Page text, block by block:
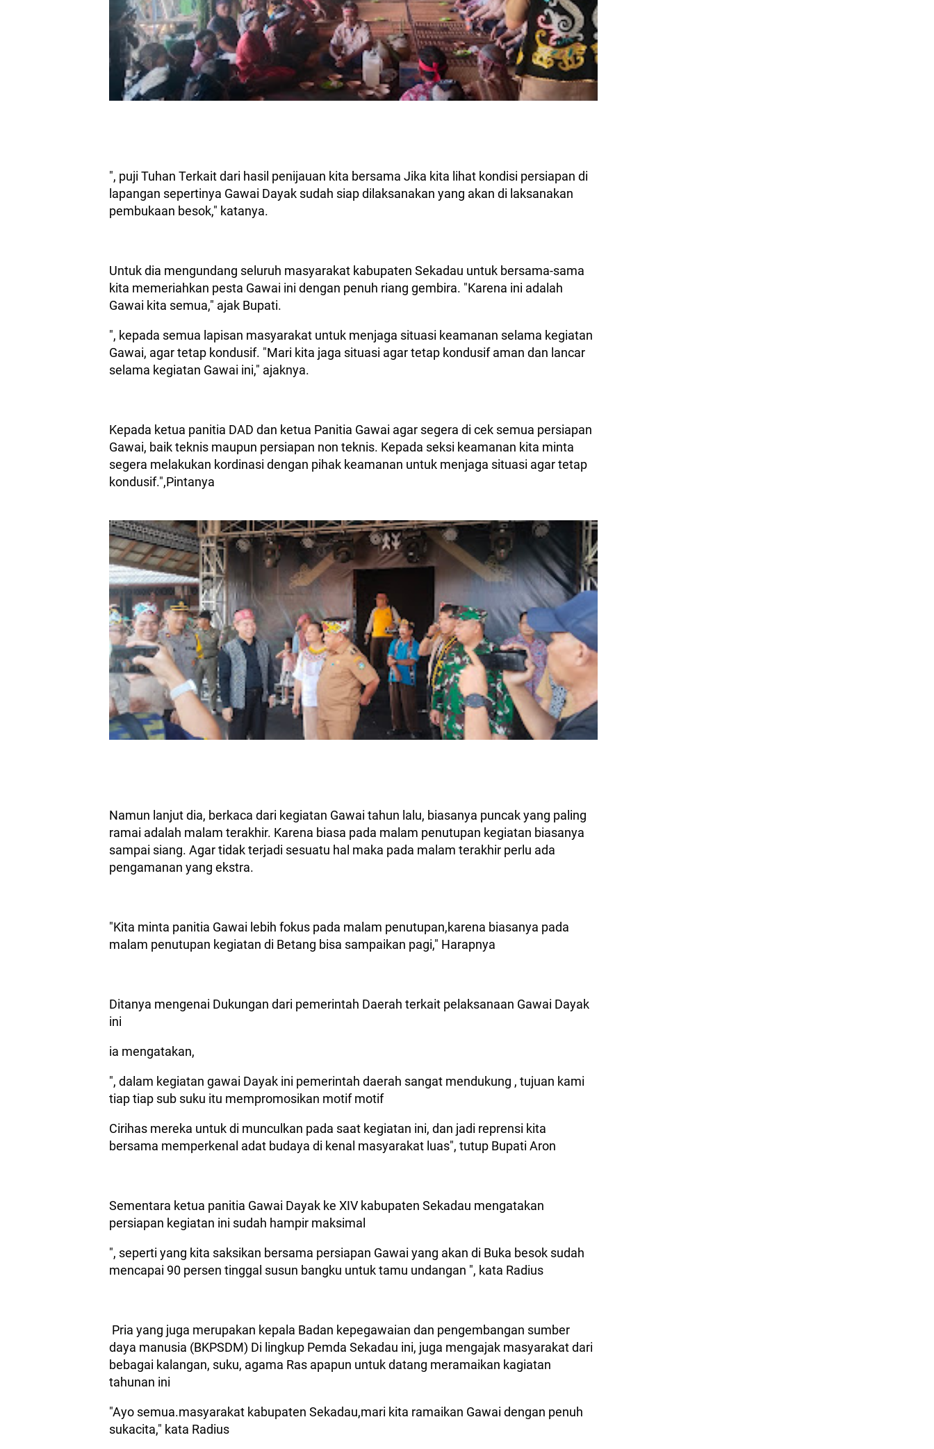
", puji Tuhan Terkait dari hasil penijauan kita bersama Jika kita lihat kondisi persiapan di
lapangan sepertinya Gawai Dayak sudah siap dilaksanakan yang akan di laksanakan
pembukaan besok," katanya.
Untuk dia mengundang seluruh masyarakat kabupaten Sekadau untuk bersama-sama
kita memeriahkan pesta Gawai ini dengan penuh riang gembira. "Karena ini adalah
Gawai kita semua," ajak Bupati.
", kepada semua lapisan masyarakat untuk menjaga situasi keamanan selama kegiatan
Gawai, agar tetap kondusif. "Mari kita jaga situasi agar tetap kondusif aman dan lancar
selama kegiatan Gawai ini," ajaknya.
Kepada ketua panitia DAD dan ketua Panitia Gawai agar segera di cek semua persiapan
Gawai, baik teknis maupun persiapan non teknis. Kepada seksi keamanan kita minta
segera melakukan kordinasi dengan pihak keamanan untuk menjaga situasi agar tetap
kondusif.",Pintanya
Namun lanjut dia, berkaca dari kegiatan Gawai tahun lalu, biasanya puncak yang paling
ramai adalah malam terakhir. Karena biasa pada malam penutupan kegiatan biasanya
sampai siang. Agar tidak terjadi sesuatu hal maka pada malam terakhir perlu ada
pengamanan yang ekstra.
"Kita minta panitia Gawai lebih fokus pada malam penutupan,karena biasanya pada
malam penutupan kegiatan di Betang bisa sampaikan pagi," Harapnya
Ditanya mengenai Dukungan dari pemerintah Daerah terkait pelaksanaan Gawai Dayak
ini
ia mengatakan,
", dalam kegiatan gawai Dayak ini pemerintah daerah sangat mendukung , tujuan kami
tiap tiap sub suku itu mempromosikan motif motif
Cirihas mereka untuk di munculkan pada saat kegiatan ini, dan jadi reprensi kita
bersama memperkenal adat budaya di kenal masyarakat luas", tutup Bupati Aron
Sementara ketua panitia Gawai Dayak ke XIV kabupaten Sekadau mengatakan
persiapan kegiatan ini sudah hampir maksimal
", seperti yang kita saksikan bersama persiapan Gawai yang akan di Buka besok sudah
mencapai 90 persen tinggal susun bangku untuk tamu undangan ", kata Radius
Pria yang juga merupakan kepala Badan kepegawaian dan pengembangan sumber
daya manusia (BKPSDM) Di lingkup Pemda Sekadau ini, juga mengajak masyarakat dari
bebagai kalangan, suku, agama Ras apapun untuk datang meramaikan kagiatan
tahunan ini
"Ayo semua.masyarakat kabupaten Sekadau,mari kita ramaikan Gawai dengan penuh
sukacita," kata Radius